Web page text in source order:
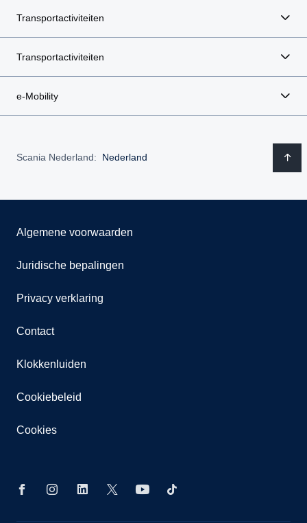
Transportactiviteiten
Transportactiviteiten
e-Mobility
Scania Nederland: Nederland
Algemene voorwaarden
Juridische bepalingen
Privacy verklaring
Contact
Klokkenluiden
Cookiebeleid
Cookies